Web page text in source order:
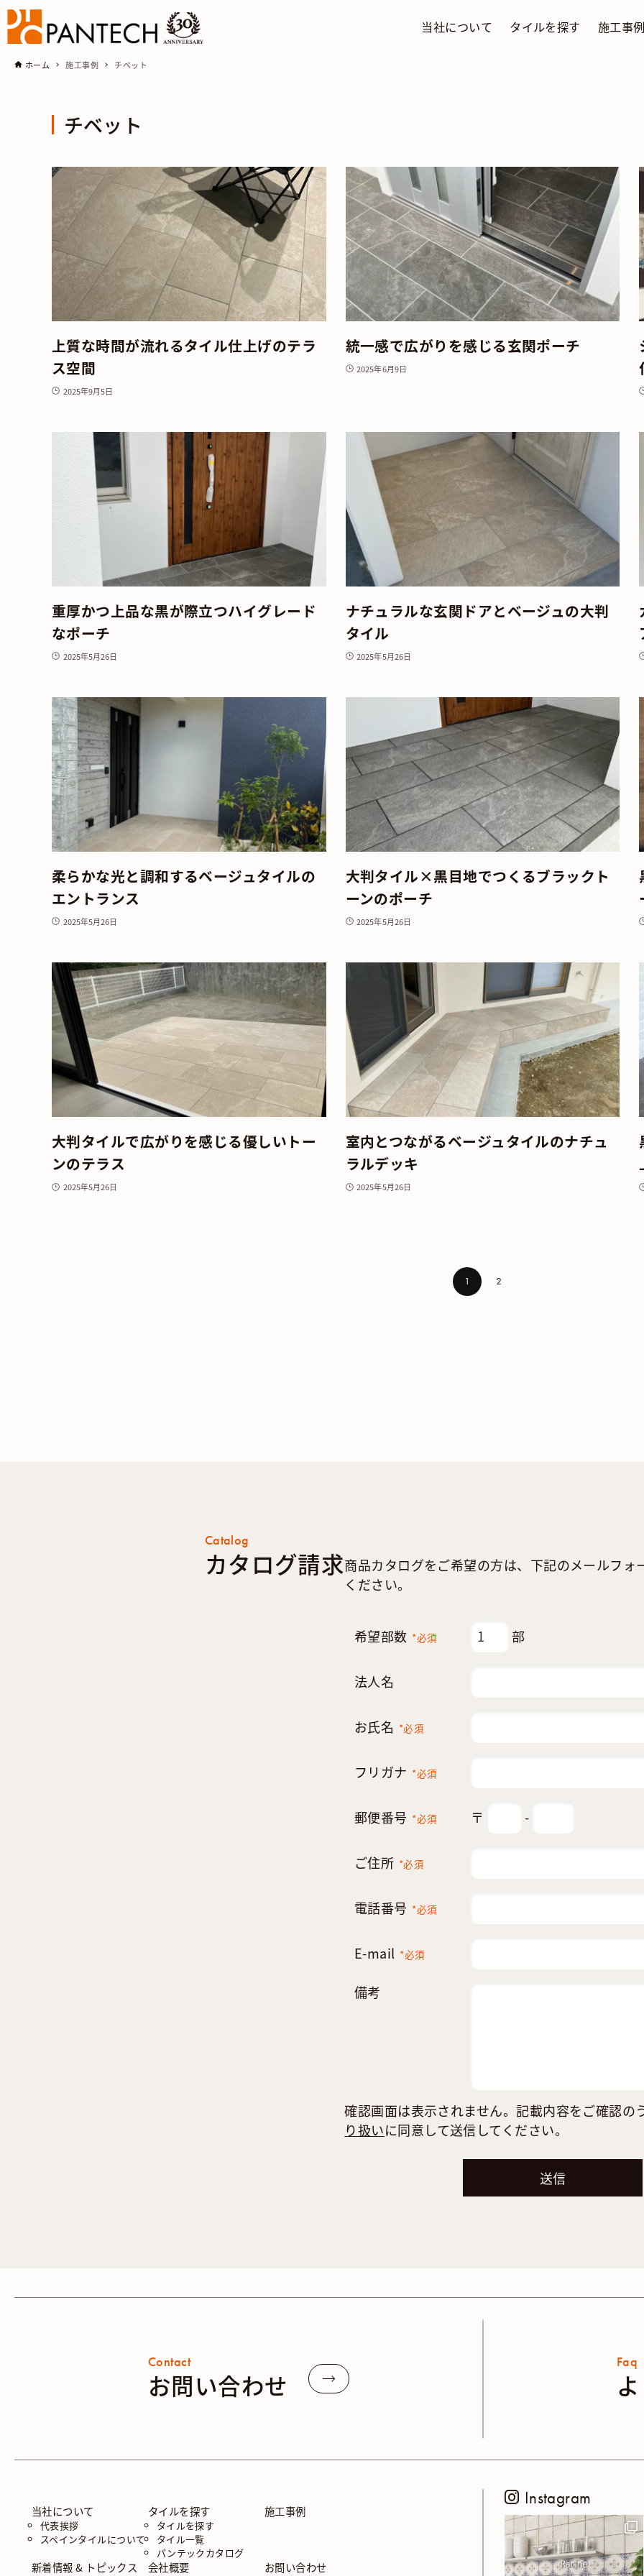
当社について タイルを探す 施工事例
ホーム 施工事例 チベット
チベット
上質な時間が流れるタイル仕上げのテラ
ス空間
2025年9月5日
統一感で広がりを感じる玄関ポーチ
2025年6月9日
重厚かつ上品な黒が際立つハイグレード
なポーチ
2025年5月26日
ナチュラルな玄関ドアとベージュの大判
タイル
2025年5月26日
柔らかな光と調和するベージュタイルの
エントランス
2025年5月26日
大判タイル×黒目地でつくるブラックト
ーンのポーチ
2025年5月26日
大判タイルで広がりを感じる優しいトー
ンのテラス
2025年5月26日
室内とつながるベージュタイルのナチュ
ラルデッキ
2025年5月26日
1 2
Catalog
カタログ請求商品カタログをご希望の方は、下記のメールフォ
ください。
希望部数 *必須 部
法人名
お氏名 *必須
フリガナ *必須
郵便番号 *必須 〒 -
ご住所 *必須
電話番号 *必須
E-mail *必須
備考
確認画面は表示されません。記載内容をご確認のう
り扱いに同意して送信してください。
Contact
お問い合わせ
Faq
Instagram
当社について
代表挨拶
スペインタイルについて
タイルを探す
タイルを探す
タイル一覧
パンテックカタログ
施工事例
新着情報 & トピックス 会社概要 お問い合わせ